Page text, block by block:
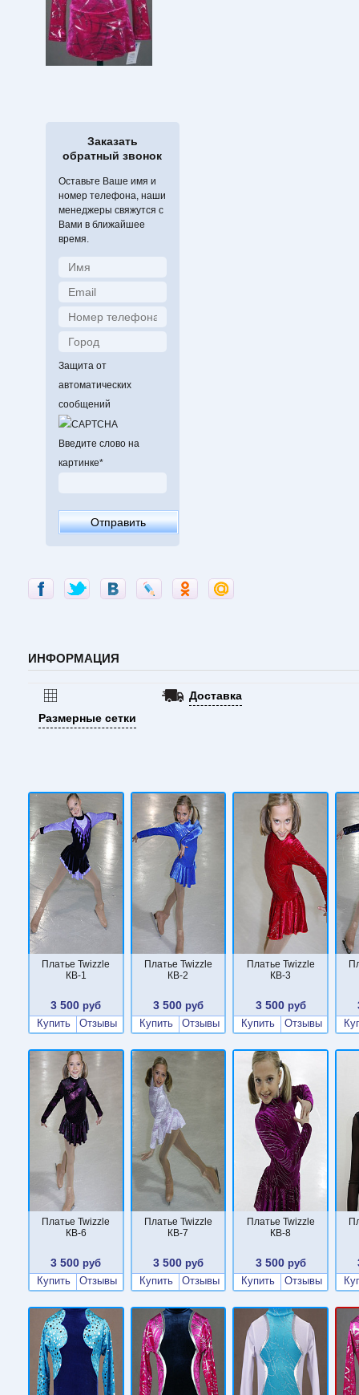
Заказать
обратный звонок
Оставьте Ваше имя и
номер телефона, наши
менеджеры свяжутся с
Вами в ближайшее
время.
Защита от
автоматических
сообщений
Введите слово на
картинке*
ИНФОРМАЦИЯ
Размерные сетки
Доставка
Платье Twizzle
КВ-1
3 500 руб
Купить
Отзывы
Платье Twizzle
КВ-2
3 500 руб
Купить
Отзывы
Платье Twizzle
КВ-3
3 500руб
Купить
Отзывы
Платье Twizzle
КВ-6
3 500 руб
Купить
Отзывы
Платье Twizzle
КВ-7
3 500 руб
Купить
Отзывы
Платье Twizzle
КВ-8
3 500руб
Купить
Отзывы